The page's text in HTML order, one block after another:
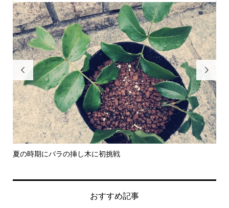

夏の時期にバラの挿し木に初挑戦

おすすめ記事